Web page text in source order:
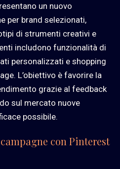
un nuovo
per brand selezionati,
di strumenti creativi e
includono funzionalità di
personalizzati e shopping
L’obiettivo è favorire la
grazie al feedback
sul mercato nuove
possibile.
con Pinterest